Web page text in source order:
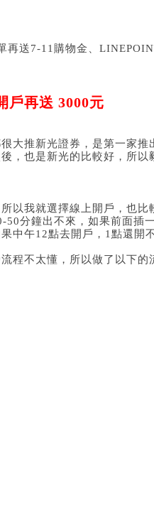
再送7-11購物金、
戶再送 3000元
大推新光證券，是第一家推
，也是新光的比較好，所以
以我就選擇線上開戶，也比
50分鐘出不來，如果前面插
中午12點去開戶，1點還開
程不太懂，所以做了以下的